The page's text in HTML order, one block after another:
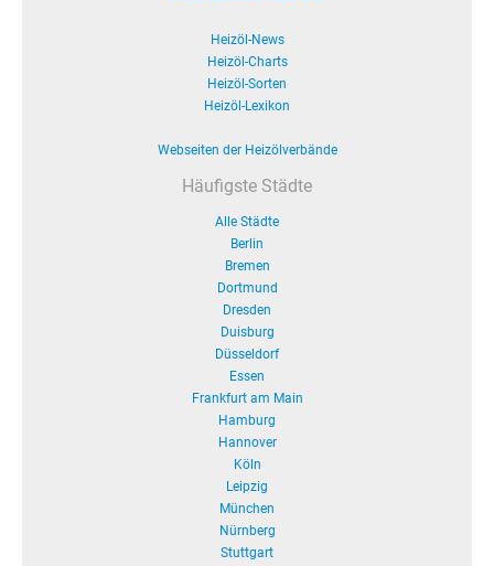
Heizöl-News
Heizöl-Charts
Heizöl-Sorten
Heizöl-Lexikon
Webseiten der Heizölverbände
Häufigste Städte
Alle Städte
Berlin
Bremen
Dortmund
Dresden
Duisburg
Düsseldorf
Essen
Frankfurt am Main
Hamburg
Hannover
Köln
Leipzig
München
Nürnberg
Stuttgart